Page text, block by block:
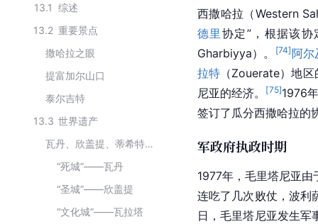
13.1 综述
13.2 重要景点
撒哈拉之眼
提富加尔山口
泰尔吉特
13.3 世界遗产
瓦丹、欣盖提、蒂希特、瓦拉塔古城
“死城”——瓦丹
“圣城”——欣盖提
“文化城”——瓦拉塔
西撒哈拉 （Western
德里 协定”，根据该协
Gharbiyya）。
[74] 阿尔
拉特 （Zouerate）地区
尼亚的经济。
[75]1976
签订了瓜分西撒哈拉的
军政府执政时期
1977年，毛里塔尼亚
连吃了几次败仗，波利
日，毛里塔尼亚发生军